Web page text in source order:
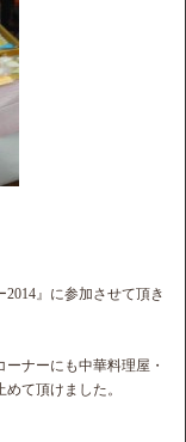
』に参加させて頂き
ナーにも中華料理屋・
て頂けました。